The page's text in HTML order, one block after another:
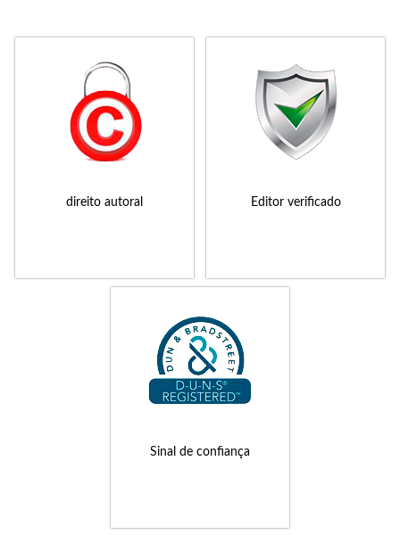
direito autoral Editor verificado
Sinal de confiança